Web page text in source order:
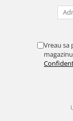
Vreau sa